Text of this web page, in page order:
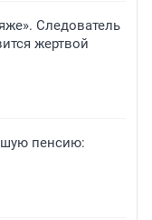
Следователь
жертвой
пенсию: